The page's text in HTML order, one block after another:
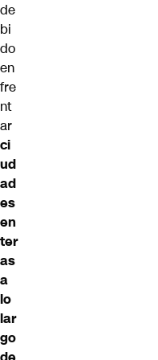
de
bi
do
en
fre
nt
ar
ci
ud
ad
es
en
ter
as
a
lo
lar
go